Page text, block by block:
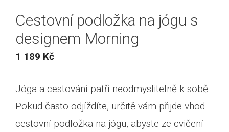
Cestovní podložka na jógu s
designem Morning
1 189 Kč
Jóga a cestování patří neodmyslitelně k sobě.
Pokud často odjíždíte, určitě vám přijde vhod
cestovní podložka na jógu, abyste ze cvičení